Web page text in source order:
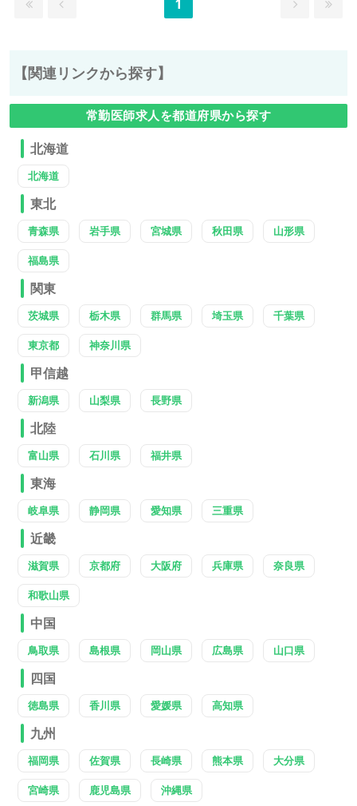
1
【関連リンクから探す】
常勤医師求人を都道府県から探す
北海道
北海道
東北
青森県 岩手県 宮城県 秋田県 山形県
福島県
関東
茨城県 栃木県 群馬県 埼玉県 千葉県
東京都 神奈川県
甲信越
新潟県 山梨県 長野県
北陸
富山県 石川県 福井県
東海
岐阜県 静岡県 愛知県 三重県
近畿
滋賀県 京都府 大阪府 兵庫県 奈良県
和歌山県
中国
鳥取県 島根県 岡山県 広島県 山口県
四国
徳島県 香川県 愛媛県 高知県
九州
福岡県 佐賀県 長崎県 熊本県 大分県
宮崎県 鹿児島県 沖縄県